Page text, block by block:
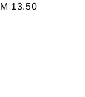
13.50